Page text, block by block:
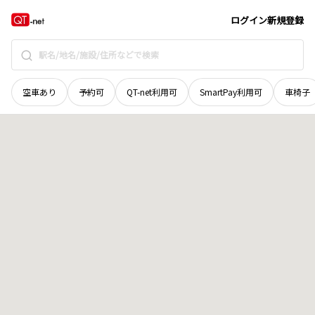
ログイン新規登録
空車あり 予約可 QT-net利用可 SmartPay利用可 車椅子
和歌山県